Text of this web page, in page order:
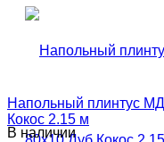
Напольный плинтус
Кокос 2.15 м
В наличии